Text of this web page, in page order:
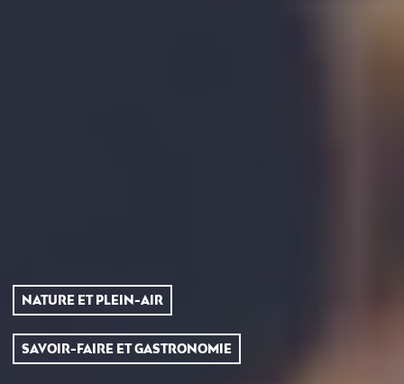
NATURE ET PLEIN-AIR
SAVOIR-FAIRE ET GASTRONOMIE